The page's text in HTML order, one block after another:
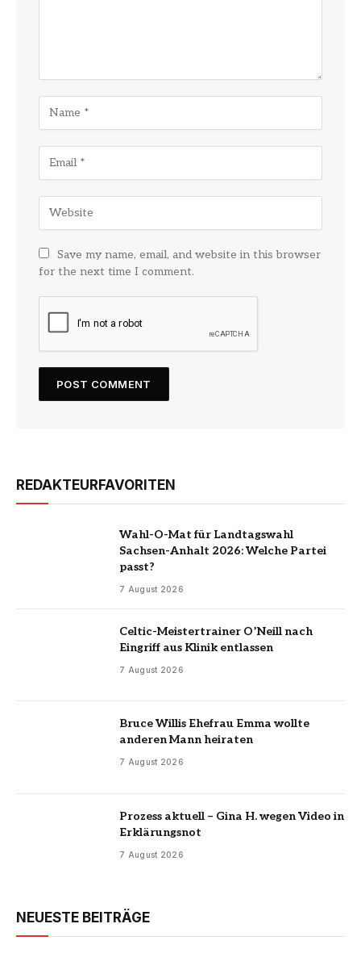
Save my name, email, and website in this browser
for the next time I comment.
REDAKTEURFAVORITEN
Wahl-O-Mat für Landtagswahl
Sachsen-Anhalt 2026: Welche Partei
passt?
7 August 2026
Celtic-Meistertrainer O’Neill nach
Eingriff aus Klinik entlassen
7 August 2026
Bruce Willis Ehefrau Emma wollte
anderen Mann heiraten
7 August 2026
Prozess aktuell – Gina H. wegen Video in
Erklärungsnot
7 August 2026
NEUESTE BEITRÄGE